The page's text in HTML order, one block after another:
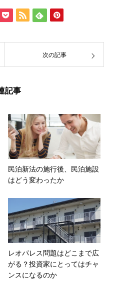
次の記事
記事
民泊新法の施行後、民泊施設
はどう変わったか
レオパレス問題はどこまで広
がる？投資家にとってはチャ
ンスになるのか